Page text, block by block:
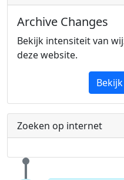
Archive Changes
Bekijk intensiteit van
deze website.
Zoeken op internet